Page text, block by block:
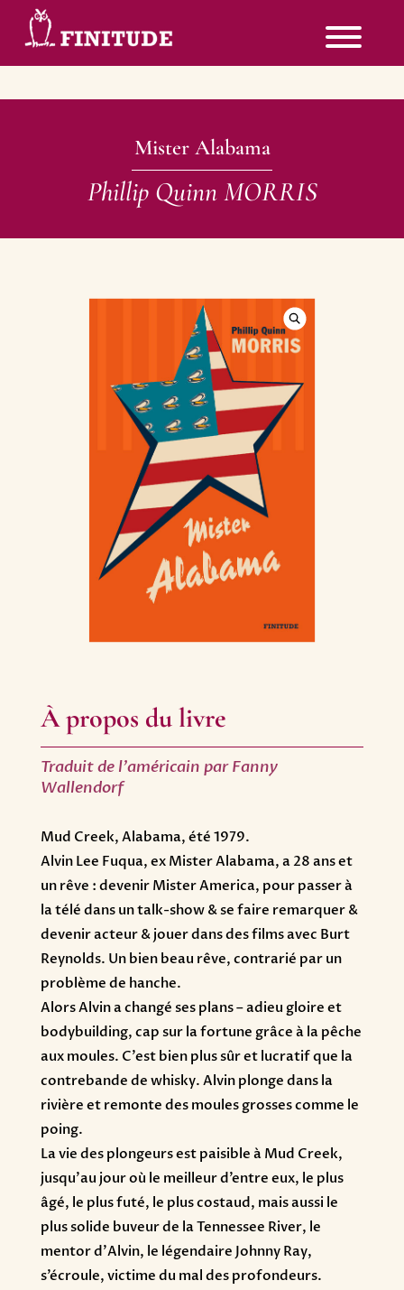
Mister Alabama
Phillip Quinn MORRIS
À propos du livre
Traduit de l'américain par Fanny
Wallendorf
Mud Creek, Alabama, été 1979.
Alvin Lee Fuqua, ex Mister Alabama, a 28 ans et
un rêve : devenir Mister America, pour passer à
la télé dans un talk-show & se faire remarquer &
devenir acteur & jouer dans des films avec Burt
Reynolds. Un bien beau rêve, contrarié par un
problème de hanche.
Alors Alvin a changé ses plans – adieu gloire et
bodybuilding, cap sur la fortune grâce à la pêche
aux moules. C’est bien plus sûr et lucratif que la
contrebande de whisky. Alvin plonge dans la
rivière et remonte des moules grosses comme le
poing.
La vie des plongeurs est paisible à Mud Creek,
jusqu’au jour où le meilleur d’entre eux, le plus
âgé, le plus futé, le plus costaud, mais aussi le
plus solide buveur de la Tennessee River, le
mentor d’Alvin, le légendaire Johnny Ray,
s’écroule, victime du mal des profondeurs.